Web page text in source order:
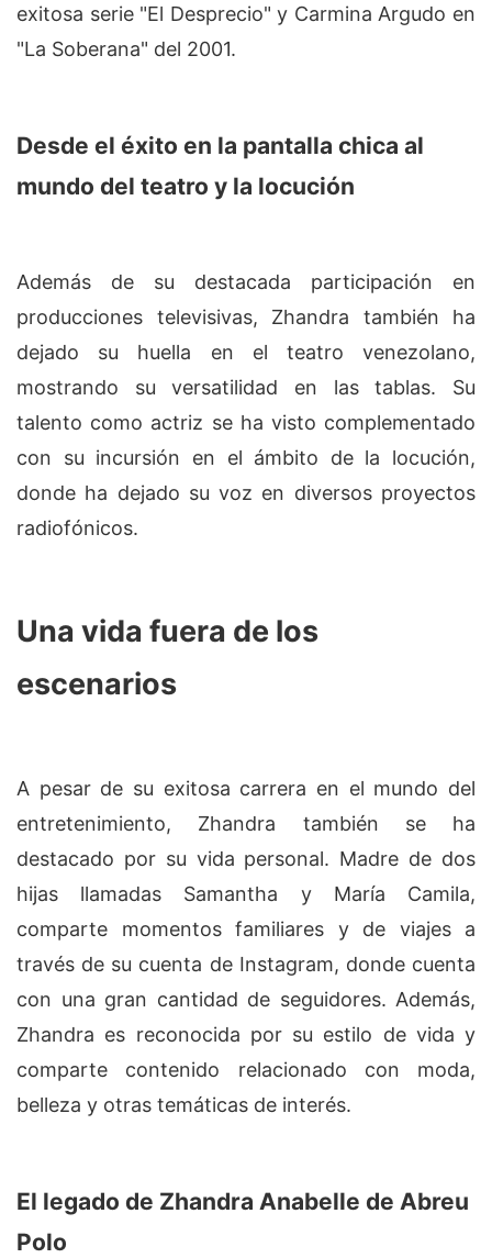
exitosa serie "El Desprecio" y Carmina Argudo en
"La Soberana" del 2001.
Desde el éxito en la pantalla chica al
mundo del teatro y la locución
Además de su destacada participación en
producciones televisivas, Zhandra también ha
dejado su huella en el teatro venezolano,
mostrando su versatilidad en las tablas. Su
talento como actriz se ha visto complementado
con su incursión en el ámbito de la locución,
donde ha dejado su voz en diversos proyectos
radiofónicos.
Una vida fuera de los
escenarios
A pesar de su exitosa carrera en el mundo del
entretenimiento, Zhandra también se ha
destacado por su vida personal. Madre de dos
hijas llamadas Samantha y María Camila,
comparte momentos familiares y de viajes a
través de su cuenta de Instagram, donde cuenta
con una gran cantidad de seguidores. Además,
Zhandra es reconocida por su estilo de vida y
comparte contenido relacionado con moda,
belleza y otras temáticas de interés.
El legado de Zhandra Anabelle de Abreu
Polo